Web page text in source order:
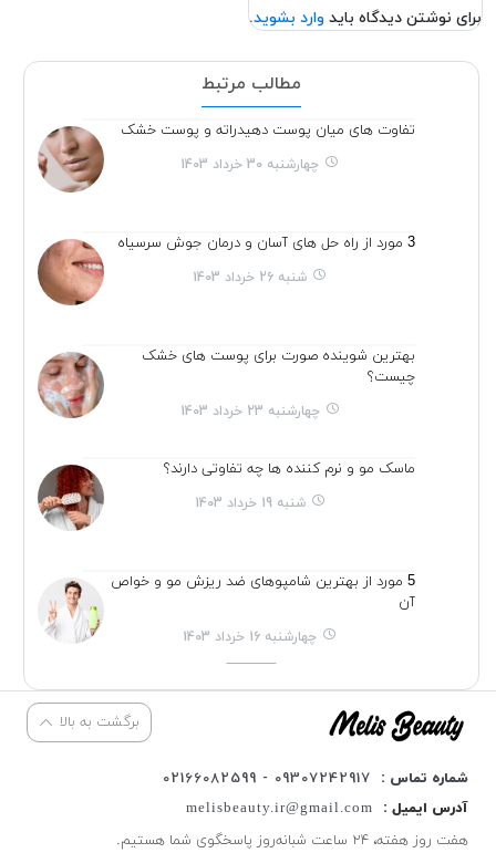
برای نوشتن دیدگاه باید وارد بشوید.
مطالب مرتبط
تفاوت های میان پوست دهیدراته و پوست خشک
چهارشنبه 30 خرداد 1403
3 مورد از راه حل های آسان و درمان جوش سرسیاه
شنبه 26 خرداد 1403
بهترین شوینده صورت برای پوست های خشک
چیست؟
چهارشنبه 23 خرداد 1403
ماسک مو و نرم کننده ها چه تفاوتی دارند؟
شنبه 19 خرداد 1403
5 مورد از بهترین شامپوهای ضد ریزش مو و خواص
آن
چهارشنبه 16 خرداد 1403
برگشت به بالا
شماره تماس :
09307242917 - 02166082599
آدرس ایمیل :
melisbeauty.ir@gmail.com
هفت روز هفته، ۲۴ ساعت شبانه‌روز پاسخگوی شما هستیم.